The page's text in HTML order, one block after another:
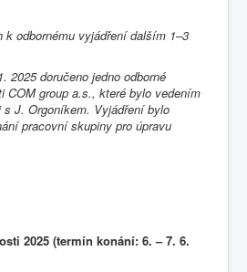
k odbornému vyjádření dalším 1–3
2025 doručeno jedno odborné
COM group a.s., které bylo vedením
s J. Orgoníkem. Vyjádření bylo
pracovní skupiny pro úpravu
2025 (termín konání: 6. – 7. 6.